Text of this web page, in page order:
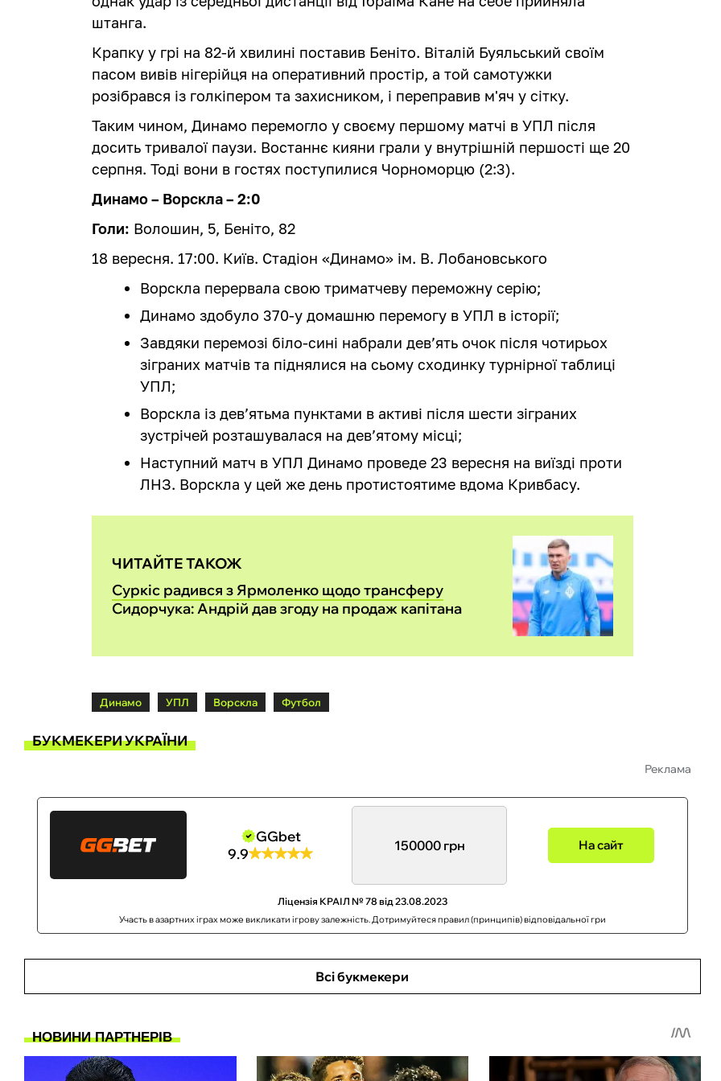
штанга.
Крапку у грі на 82-й хвилині поставив Беніто. Віталій Буяльський своїм
пасом вивів нігерійця на оперативний простір, а той самотужки
розібрався із голкіпером та захисником, і переправив м'яч у сітку.
Таким чином, Динамо перемогло у своєму першому матчі в УПЛ після
досить тривалої паузи. Востаннє кияни грали у внутрішній першості ще 20
серпня. Тоді вони в гостях поступилися Чорноморцю (2:3).
Динамо – Ворскла – 2:0
Голи: Волошин, 5, Беніто, 82
18 вересня. 17:00. Київ. Стадіон «Динамо» ім. В. Лобановського
Ворскла перервала свою триматчеву переможну серію;
Динамо здобуло 370-у домашню перемогу в УПЛ в історії;
Завдяки перемозі біло-сині набрали дев’ять очок після чотирьох
зіграних матчів та піднялися на сьому сходинку турнірної таблиці
УПЛ;
Ворскла із дев’ятьма пунктами в активі після шести зіграних
зустрічей розташувалася на дев’ятому місці;
Наступний матч в УПЛ Динамо проведе 23 вересня на виїзді проти
ЛНЗ. Ворскла у цей же день протистоятиме вдома Кривбасу.
ЧИТАЙТЕ ТАКОЖ
Суркіс радився з Ярмоленко щодо трансферу
Сидорчука: Андрій дав згоду на продаж капітана
Динамо УПЛ Ворскла Футбол
БУКМЕКЕРИ УКРАЇНИ
Реклама
GGbet
9.9
150000 грн На сайт
Ліцензія КРАІЛ № 78 від 23.08.2023
Участь в азартних іграх може викликати ігрову залежність. Дотримуйтеся правил (принципів) відповідальної гри
Всі букмекери